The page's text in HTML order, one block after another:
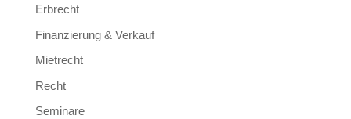
Erbrecht
Finanzierung & Verkauf
Mietrecht
Recht
Seminare